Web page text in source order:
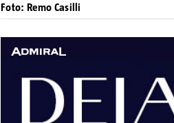
Foto: Remo Casilli